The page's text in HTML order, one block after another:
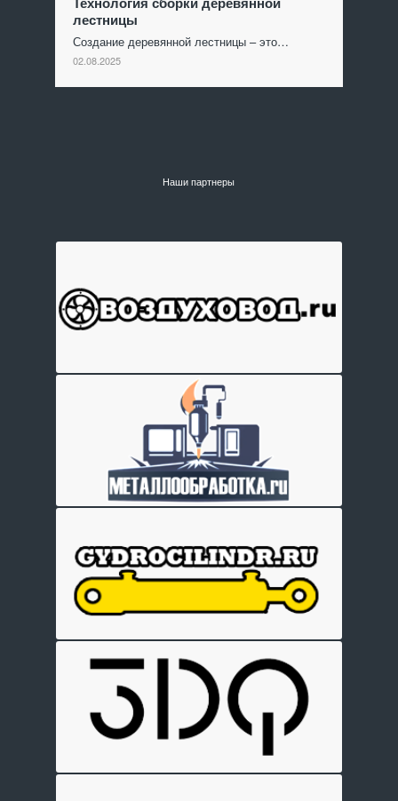
лестницы
Создание деревянной лестницы – это…
02.08.2025
Наши партнеры